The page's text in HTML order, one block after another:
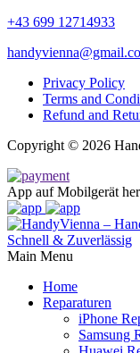
+43 699 12714933
Privacy Policy
Terms and
Refund and
Copyright © 2026
App auf Mobilgerät
Main Menu
Home
Reparaturen
iPhone
Samsung